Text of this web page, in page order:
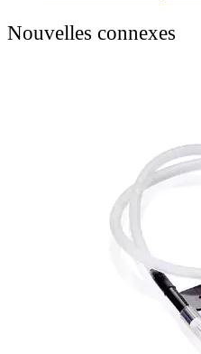
Nouvelles connexes